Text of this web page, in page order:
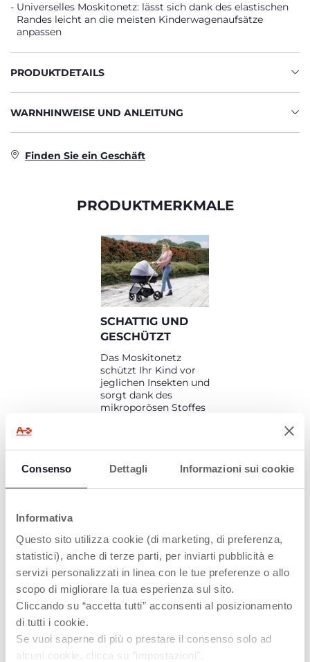
Consenso Dettagli Informazioni sui cookie
Informativa
Questo sito utilizza cookie (di marketing, di preferenza,
statistici), anche di terze parti, per inviarti pubblicità e
servizi personalizzati in linea con le tue preferenze o allo
scopo di migliorare la tua esperienza sul sito.
Cliccando su “accetta tutti” acconsenti al posizionamento
di tutti i cookie.
Se vuoi saperne di più o prestare il consenso solo ad
alcuni cookie, clicca su "impostazioni".
Universelles Moskitonetz: lässt sich dank des elastischen
Randes leicht an die meisten Kinderwagenaufsätze
anpassen
PRODUKTDETAILS
WARNHINWEISE UND ANLEITUNG
Finden Sie ein Geschäft
PRODUKTMERKMALE
SCHATTIG UND
GESCHÜTZT
Das Moskitonetz
schützt Ihr Kind vor
jeglichen Insekten und
sorgt dank des
mikroporösen Stoffes
genießen kann. Dank
PRODUKTE, DIE SIE INTERESSIEREN
KÖNNTEN